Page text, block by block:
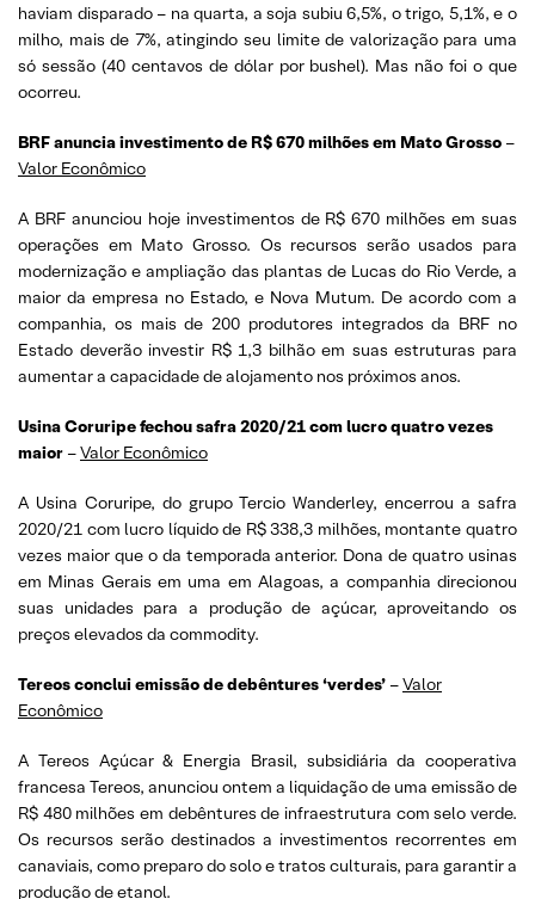
haviam disparado – na quarta, a soja subiu 6,5%, o trigo, 5,1%, e o
milho, mais de 7%, atingindo seu limite de valorização para uma
só sessão (40 centavos de dólar por bushel). Mas não foi o que
ocorreu.
BRF anuncia investimento de R$ 670 milhões em Mato Grosso –
Valor Econômico
A BRF anunciou hoje investimentos de R$ 670 milhões em suas
operações em Mato Grosso. Os recursos serão usados para
modernização e ampliação das plantas de Lucas do Rio Verde, a
maior da empresa no Estado, e Nova Mutum. De acordo com a
companhia, os mais de 200 produtores integrados da BRF no
Estado deverão investir R$ 1,3 bilhão em suas estruturas para
aumentar a capacidade de alojamento nos próximos anos.
Usina Coruripe fechou safra 2020/21 com lucro quatro vezes
maior –Valor Econômico
A Usina Coruripe, do grupo Tercio Wanderley, encerrou a safra
2020/21 com lucro líquido de R$ 338,3 milhões, montante quatro
vezes maior que o da temporada anterior. Dona de quatro usinas
em Minas Gerais em uma em Alagoas, a companhia direcionou
suas unidades para a produção de açúcar, aproveitando os
preços elevados da commodity.
Tereos conclui emissão de debêntures ‘verdes’ –Valor
Econômico
A Tereos Açúcar & Energia Brasil, subsidiária da cooperativa
francesa Tereos, anunciou ontem a liquidação de uma emissão de
R$ 480 milhões em debêntures de infraestrutura com selo verde.
Os recursos serão destinados a investimentos recorrentes em
canaviais, como preparo do solo e tratos culturais, para garantir a
produção de etanol.